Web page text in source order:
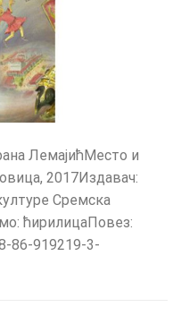
ЛемајићМесто и
2017Издавач:
Сремска
ћирилицаПовез:
86-919219-3-